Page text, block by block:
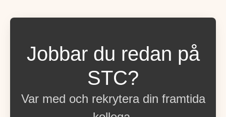
Jobbar du redan på
STC?
Var med och rekrytera din framtida